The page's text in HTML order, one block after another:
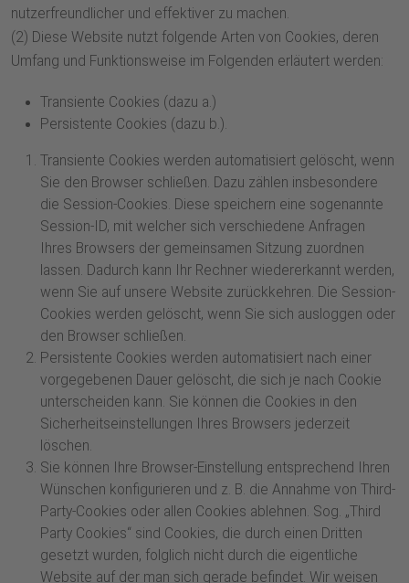
nutzerfreundlicher und effektiver zu machen.
(2) Diese Website nutzt folgende Arten von Cookies, deren
Umfang und Funktionsweise im Folgenden erläutert werden:
Transiente Cookies (dazu a.)
Persistente Cookies (dazu b.).
Transiente Cookies werden automatisiert gelöscht, wenn
Sie den Browser schließen. Dazu zählen insbesondere
die Session-Cookies. Diese speichern eine sogenannte
Session-ID, mit welcher sich verschiedene Anfragen
Ihres Browsers der gemeinsamen Sitzung zuordnen
lassen. Dadurch kann Ihr Rechner wiedererkannt werden,
wenn Sie auf unsere Website zurückkehren. Die Session-
Cookies werden gelöscht, wenn Sie sich ausloggen oder
den Browser schließen.
Persistente Cookies werden automatisiert nach einer
vorgegebenen Dauer gelöscht, die sich je nach Cookie
unterscheiden kann. Sie können die Cookies in den
Sicherheitseinstellungen Ihres Browsers jederzeit
löschen.
Sie können Ihre Browser-Einstellung entsprechend Ihren
Wünschen konfigurieren und z. B. die Annahme von Third-
Party-Cookies oder allen Cookies ablehnen. Sog. „Third
Party Cookies“ sind Cookies, die durch einen Dritten
gesetzt wurden, folglich nicht durch die eigentliche
Website auf der man sich gerade befindet. Wir weisen